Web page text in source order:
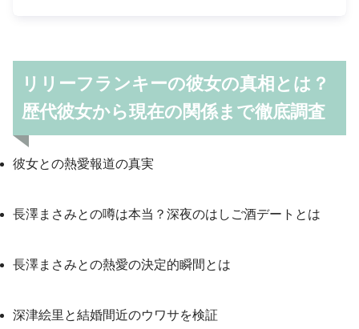
リリーフランキーの彼女の真相とは？
歴代彼女から現在の関係まで徹底調査
彼女との熱愛報道の真実
長澤まさみとの噂は本当？深夜のはしご酒デートとは
長澤まさみとの熱愛の決定的瞬間とは
深津絵里と結婚間近のウワサを検証